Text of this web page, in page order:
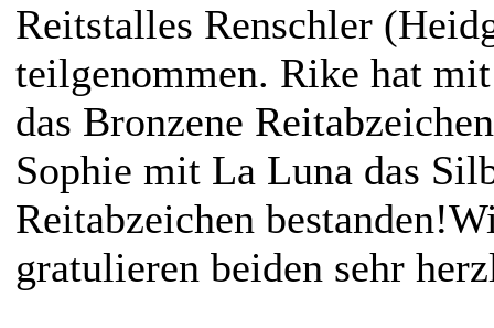
Reitstalles Renschler
teilgenommen. Rike hat
das Bronzene
Sophie mit La Luna das
Reitabzeichen bestanden!
gratulieren beiden sehr